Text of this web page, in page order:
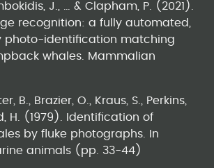
J., … & Clapham, P. (2021).
recognition: a fully automated,
photo-identification matching
whales. Mammalian
B., Brazier, O., Kraus, S., Perkins,
H. (1979). Identification of
by fluke photographs. In
animals (pp. 33-44)